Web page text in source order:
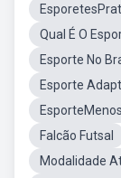
Qual É O
Esporte No
Esporte
Falcão Futsal
Modalidade